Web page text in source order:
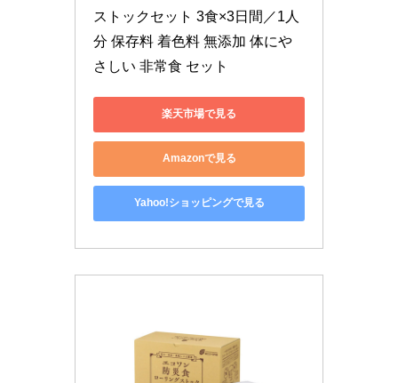
ストックセット 3食×3日間／1人
分 保存料 着色料 無添加 体にや
さしい 非常食 セット
楽天市場で見る
Amazonで見る
Yahoo!ショッピングで見る